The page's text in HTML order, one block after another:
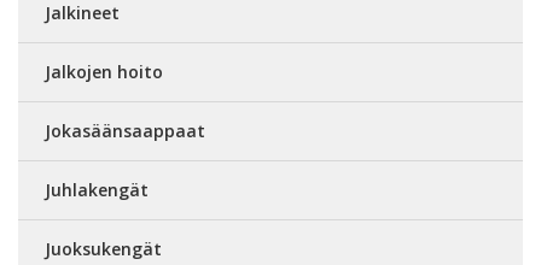
Jalkineet
Jalkojen hoito
Jokasäänsaappaat
Juhlakengät
Juoksukengät